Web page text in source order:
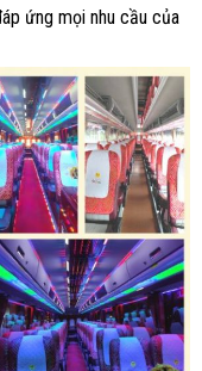
ứng mọi nhu cầu của